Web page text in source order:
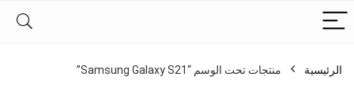
الرئيسية منتجات تحت الوسم “Samsung Galaxy S21”